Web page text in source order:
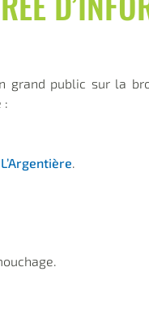
grand public sur la
: